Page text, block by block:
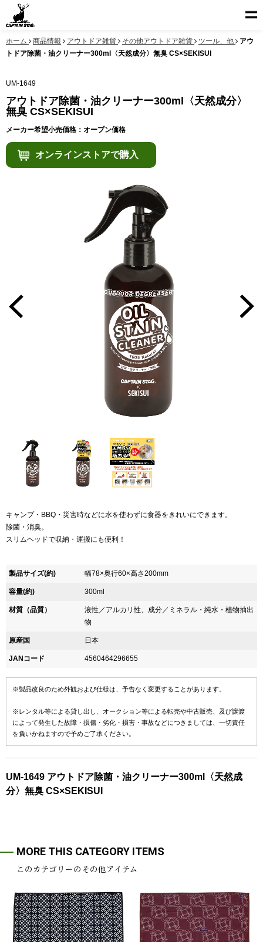
ホーム 商品情報 アウトドア雑貨 その他アウトドア雑貨 ツール、他
アウ
トドア除菌・油クリーナー300ml〈天然成分〉無臭 CS×SEKISUI
UM-1649
アウトドア除菌・油クリーナー300ml〈天然成分〉
無臭 CS×SEKISUI
メーカー希望小売価格：オープン価格
オンラインストアで購入
キャンプ・BBQ・災害時などに水を使わずに食器をきれいにできます。
除菌・消臭。
スリムヘッドで収納・運搬にも便利！
製品サイズ(約) 幅78×奥行60×高さ200mm
容量(約) 300ml
材質（品質）
液性／アルカリ性、成分／ミネラル・純水・植物抽出
物
原産国 日本
JANコード 4560464296655
※製品改良のため外観および仕様は、予告なく変更することがあります。
※レンタル等による貸し出し、オークション等による転売や中古販売、及び譲渡
によって発生した故障・損傷・劣化・損害・事故などにつきましては、一切責任
を負いかねますので予めご了承ください。
UM-1649 アウトドア除菌・油クリーナー300ml〈天然成
分〉無臭 CS×SEKISUI
MORE THIS CATEGORY ITEMS
このカテゴリーのその他アイテム